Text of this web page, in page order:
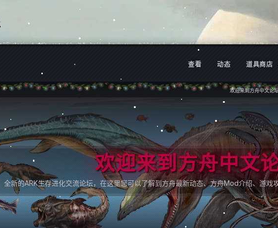
查看 动态 道具商店
欢迎来到方舟中文论坛
欢迎来到方舟中文
全新的ARK生存进化交流论坛，在这里您可以了解到方舟最新动态、方舟Mod介绍、游戏